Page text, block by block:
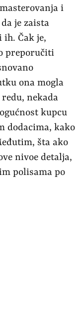
i
je zaista
Čak je,
preporučiti
ona mogla
nekada
kupcu
dodacima, kako
šta ako
nivoe detalja,
polisama po